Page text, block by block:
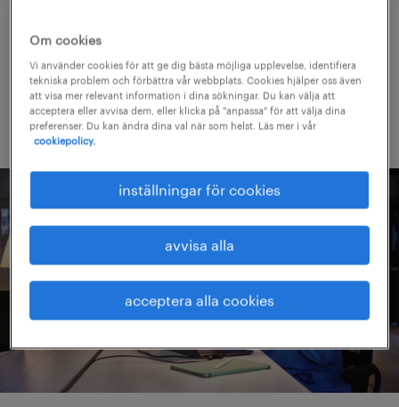
att hitta ett jobb inom försäljning som passar
dig.
Om cookies
Vi använder cookies för att ge dig bästa möjliga upplevelse, identifiera
tekniska problem och förbättra vår webbplats. Cookies hjälper oss även
att visa mer relevant information i dina sökningar. Du kan välja att
acceptera eller avvisa dem, eller klicka på "anpassa" för att välja dina
preferenser. Du kan ändra dina val när som helst. Läs mer i vår
cookiepolicy.
inställningar för cookies
avvisa alla
acceptera alla cookies